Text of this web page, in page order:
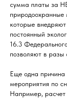
сумма платы за
природоохранные
которые внедряют
постоянный
16.3
позволяют в
Еще одна причина
мероприятия по
Например,